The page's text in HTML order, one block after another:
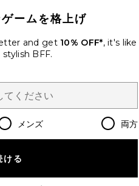
Country Regions
USD
ームを格上げ
and get 10% OFF*, it's like
BFF.
メンズ 両方
ける